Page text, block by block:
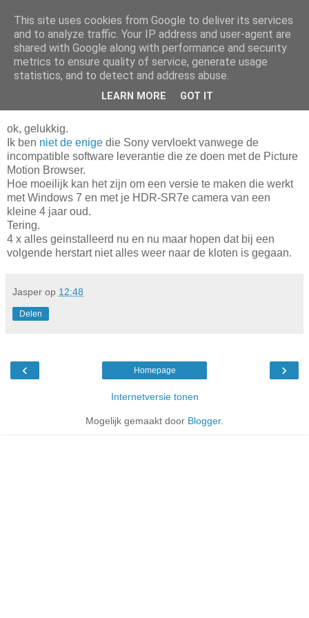
Da_Blog
You don't put a bumpersticker on a Bentley
vrijdag, februari 04, 2011
ok, gelukkig.
Ik ben niet de enige die Sony vervloekt vanwege de
incompatible software leverantie die ze doen met de Picture
Motion Browser.
Hoe moeilijk kan het zijn om een versie te maken die werkt
met Windows 7 en met je HDR-SR7e camera van een
kleine 4 jaar oud.
Tering.
4 x alles geinstalleerd nu en nu maar hopen dat bij een
volgende herstart niet alles weer naar de kloten is gegaan.
Jasper op 12:48
Delen
‹ ›
Homepage
Internetversie tonen
Mogelijk gemaakt door Blogger.
This site uses cookies from Google to deliver its services
and to analyze traffic. Your IP address and user-agent are
shared with Google along with performance and security
metrics to ensure quality of service, generate usage
statistics, and to detect and address abuse.
LEARN MORE GOT IT